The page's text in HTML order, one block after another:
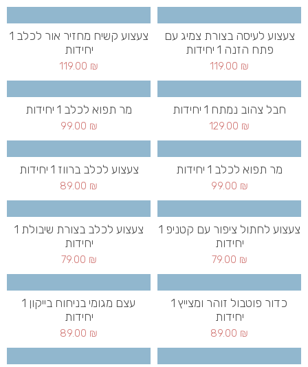
צעצוע לעיסה בצורת צמיג עם
פתח הזנה 1 יחידות
119.00 ₪
צעצוע קשיח מחזיר אור לכלב 1
יחידות
119.00 ₪
חבל צהוב נמתח 1 יחידות
129.00 ₪
מר תפוא לכלב 1 יחידות
99.00 ₪
מר תפוא לכלב 1 יחידות
99.00 ₪
צעצוע לכלב ברווז 1 יחידות
89.00 ₪
צעצוע לחתול ציפור עם קטניפ 1
יחידות
79.00 ₪
צעצוע לכלב בצורת שיבולת 1
יחידות
79.00 ₪
כדור פוטבול זוהר ומצייץ 1
יחידות
89.00 ₪
עצם מגומי בניחוח בייקון 1
יחידות
89.00 ₪